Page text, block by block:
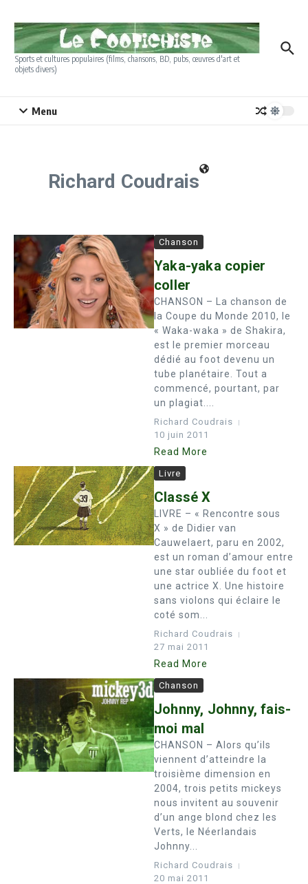
Sports et cultures populaires (films, chansons, BD, pubs, œuvres d'art et
objets divers)
Menu
Richard Coudrais
Chanson
Yaka-yaka copier
coller
CHANSON – La chanson de
la Coupe du Monde 2010, le
« Waka-waka » de Shakira,
est le premier morceau
dédié au foot devenu un
tube planétaire. Tout a
commencé, pourtant, par
un plagiat....
Richard Coudrais
10 juin 2011
Read More
Livre
Classé X
LIVRE – « Rencontre sous
X » de Didier van
Cauwelaert, paru en 2002,
est un roman d’amour entre
une star oubliée du foot et
une actrice X. Une histoire
sans violons qui éclaire le
coté som...
Richard Coudrais
27 mai 2011
Read More
Chanson
Johnny, Johnny, fais-
moi mal
CHANSON – Alors qu’ils
viennent d’atteindre la
troisième dimension en
2004, trois petits mickeys
nous invitent au souvenir
d’un ange blond chez les
Verts, le Néerlandais
Johnny...
Richard Coudrais
20 mai 2011